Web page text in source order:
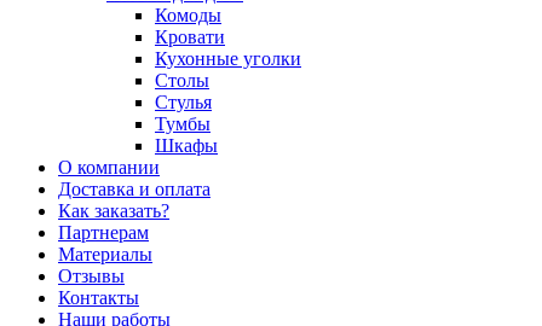
Комоды
Кровати
Кухонные уголки
Столы
Стулья
Тумбы
Шкафы
О компании
Доставка и оплата
Как заказать?
Партнерам
Материалы
Отзывы
Контакты
Наши работы